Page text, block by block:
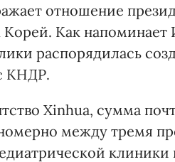
отношение
Как
распорядилась
КНДР.
Xinhua, сумма
между тремя